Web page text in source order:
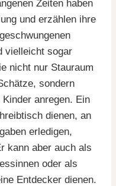
Zeiten haben
und erzählen ihre
vielleicht sogar
nicht nur Stauraum
sondern
anregen. Ein
dienen, an
erledigen,
kann aber auch als
oder als
Entdecker dienen.